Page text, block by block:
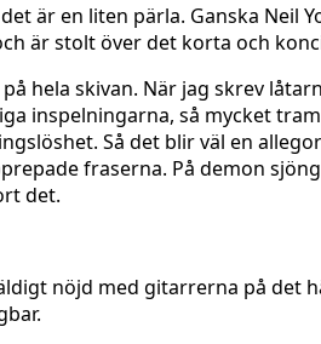
är en liten pärla. Ganska
är stolt över det korta och
hela skivan. När jag skrev
inspelningarna, så mycket
Så det blir väl en
fraserna. På demon
det.
nöjd med gitarrerna på